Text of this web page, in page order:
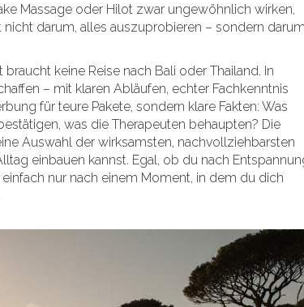
Massage oder Hilot zwar ungewöhnlich wirken,
darum, alles auszuprobieren – sondern
keine Reise nach Bali oder Thailand. In
– mit klaren Abläufen, echter Fachkenntnis
für teure Pakete, sondern klare Fakten: Was
was die Therapeuten behaupten? Die
Auswahl der wirksamsten, nachvollziehbarsten
einbauen kannst. Egal, ob du nach
nur nach einem Moment, in dem du dich